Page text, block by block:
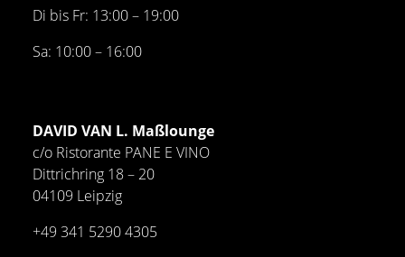
Di bis Fr: 13:00 – 19:00
Sa: 10:00 – 16:00
DAVID VAN L. Maßlounge
c/o Ristorante PANE E VINO
Dittrichring 18 – 20
04109 Leipzig
+49 341 5290 4305